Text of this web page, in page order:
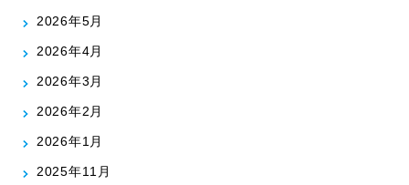
2026年5月
2026年4月
2026年3月
2026年2月
2026年1月
2025年11月